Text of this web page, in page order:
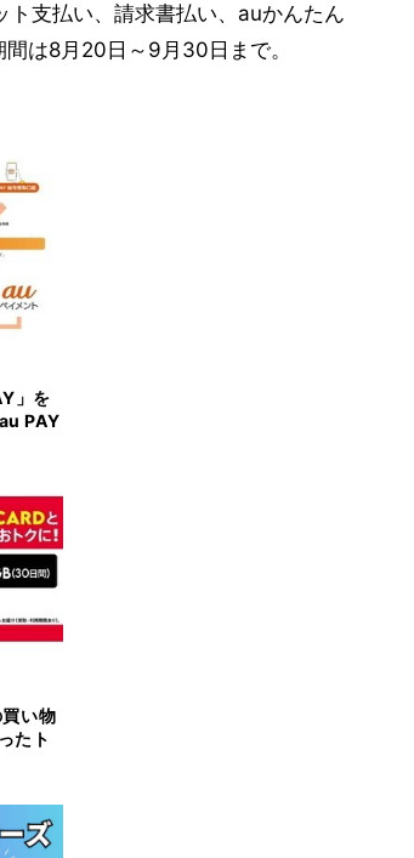
支払い、請求書払い、auかんたん
は8月20日～9月30日まで。
」を
PAY
い物
たト